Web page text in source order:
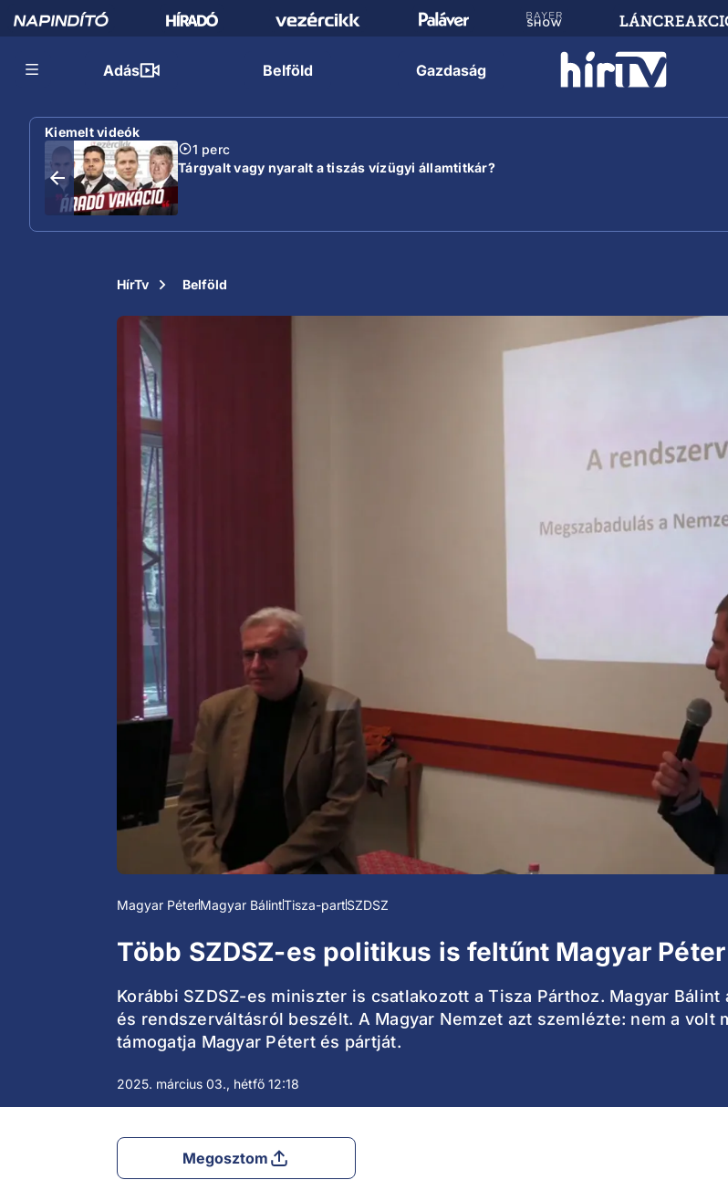
Adás Belföld Gazdaság
Kiemelt videók
1 perc
Tárgyalt vagy nyaralt a tiszás vízügyi államtitkár?
HírTv Belföld
Magyar PéterMagyar BálintTisza-partSZDSZ
Több SZDSZ-es politikus is feltűnt Magyar
Korábbi SZDSZ-es miniszter is csatlakozott a Tisza Párthoz. Magyar
és rendszerváltásról beszélt. A Magyar Nemzet azt szemlézte: nem a volt
támogatja Magyar Pétert és pártját.
2025. március 03., hétfő 12:18
Megosztom